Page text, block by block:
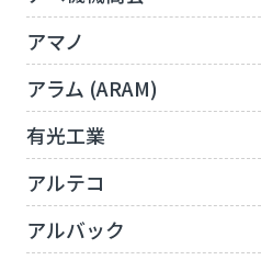
アマノ
アラム (ARAM)
有光工業
アルテコ
アルバック